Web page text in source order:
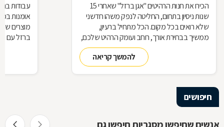
הכירו את חנות הרהיטים ''אגן ברזל'' שאחרי 15
שנות ניסיון בתחום, החליטה לנפק משהו חדשני
שלא רואים בכל מקום. הכל מתחיל ברעיון,
ממשיך בבחירת אורך, רוחב ועומק הרהיט שלכם,
ממשיך בייצור מקורי ממיטב חומרי הגלם ומסתיים
ביצירת הפתרון המרשים והמעשי ביותר עבורכם
להמשך קריאה
עבודות
אומנות
מוצרים
ברזל עם
חיפושים